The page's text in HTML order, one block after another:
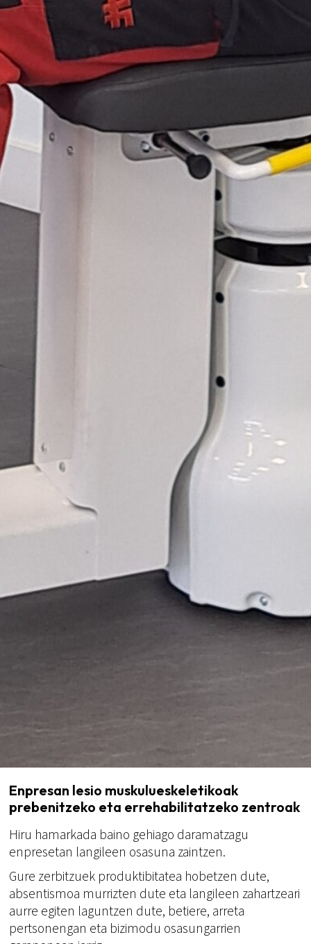
Enpresan lesio muskulueskeletikoak
prebenitzeko eta errehabilitatzeko zentroak
Hiru hamarkada baino gehiago daramatzagu
enpresetan langileen osasuna zaintzen.
Gure zerbitzuek produktibitatea hobetzen dute,
absentismoa murrizten dute eta langileen zahartzeari
aurre egiten laguntzen dute, betiere, arreta
pertsonengan eta bizimodu osasungarrien